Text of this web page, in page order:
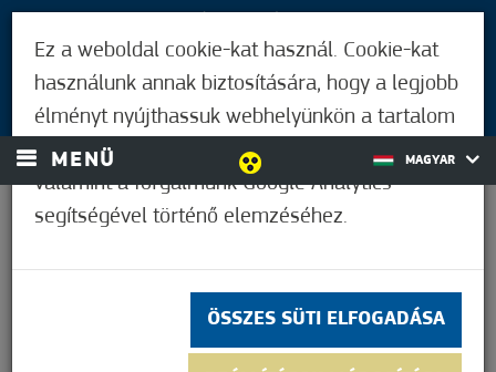
BEJELENTKEZÉS
MENÜ MAGYAR
Ez a weboldal cookie-kat használ. Cookie-kat
használunk annak biztosítására, hogy a legjobb
élményt nyújthassuk webhelyünkön a tartalom
és a hirdetések személyre szabásához,
valamint a forgalmunk Google Analytics
segítségével történő elemzéséhez.
ÖSSZES SÜTI ELFOGADÁSA